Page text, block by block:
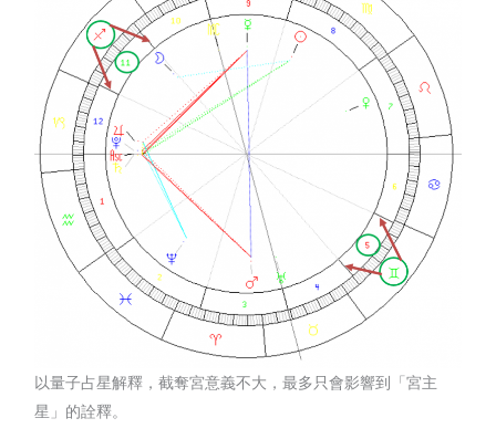
以量子占星解釋，截奪宮意義不大，最多只會影響到「宮主
星」的詮釋。